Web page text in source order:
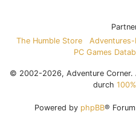
The Humble Store
Adventures-
PC Games
© 2002-2026, Adventure Corner.
durch
Powered by phpBB®